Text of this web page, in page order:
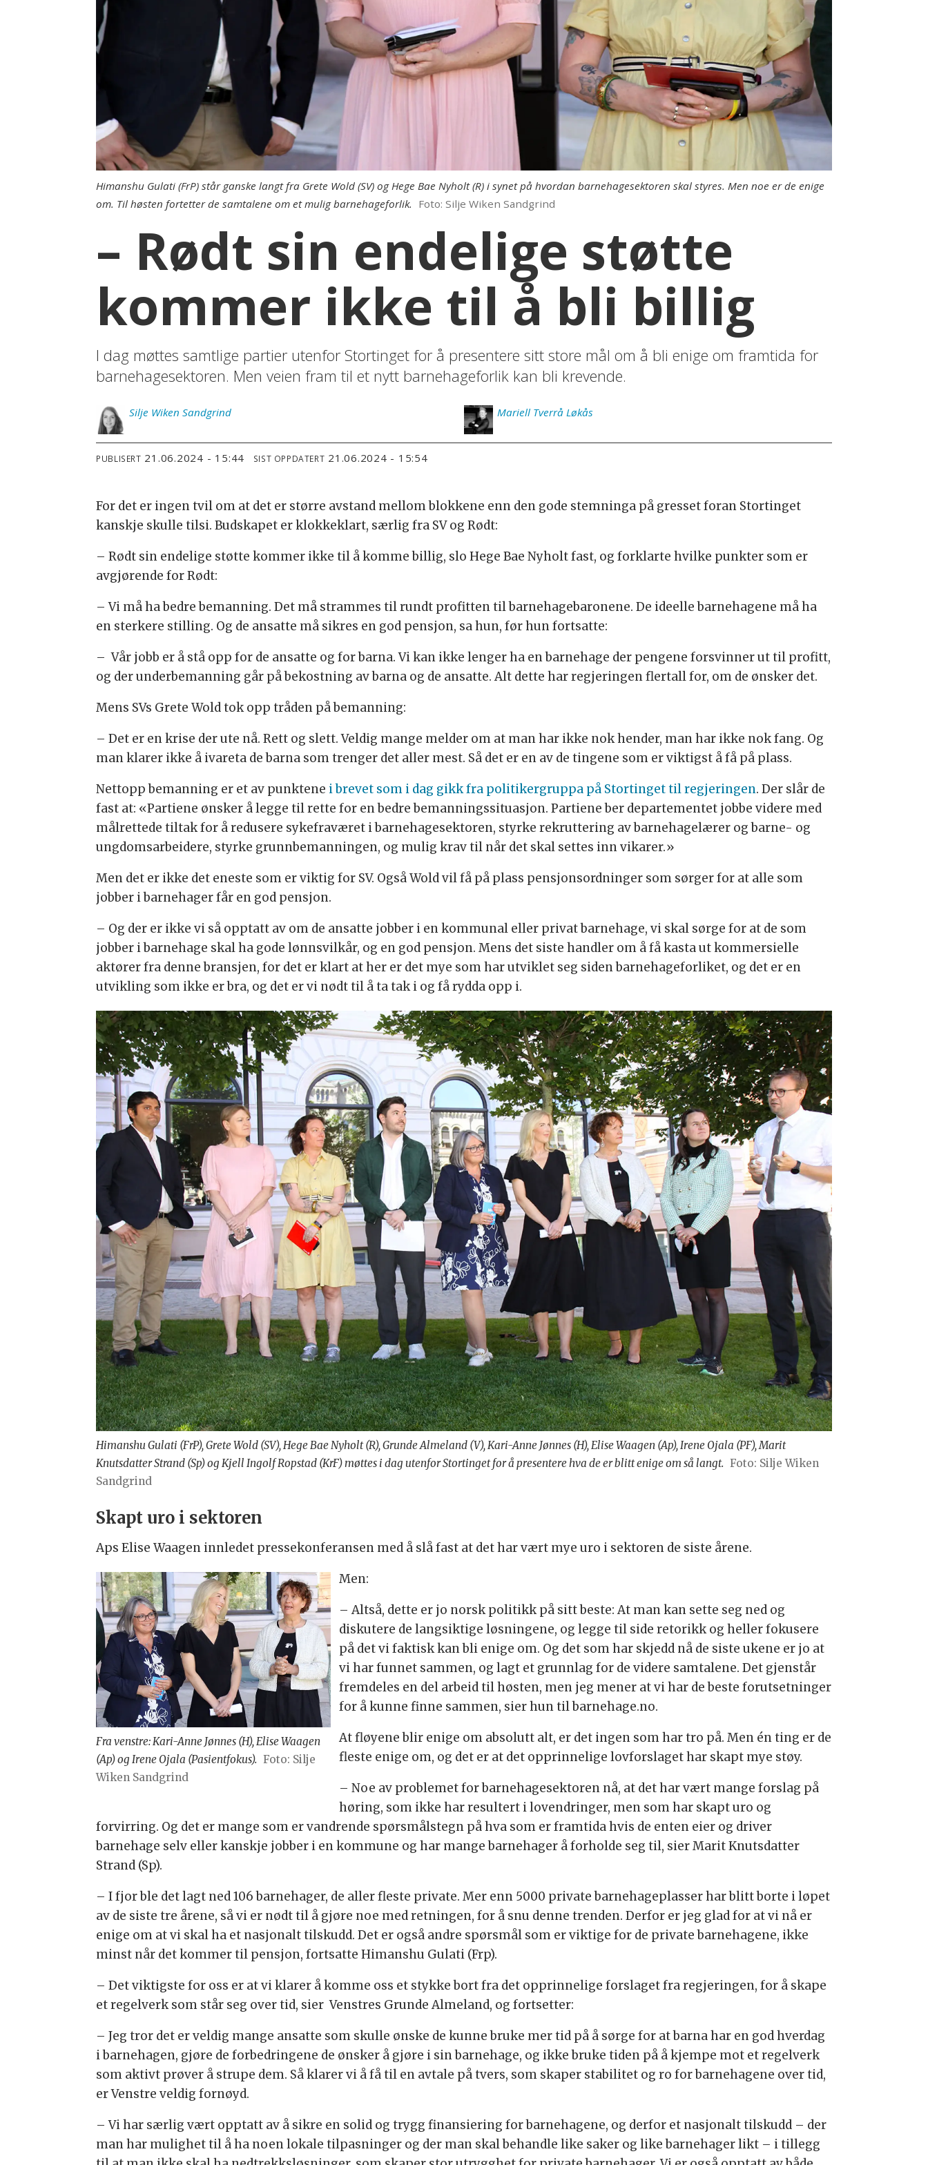
Himanshu Gulati (FrP) står ganske langt fra Grete Wold (SV) og Hege Bae Nyholt (R) i synet på hvordan barnehagesektoren skal styres. Men noe er de enige
om. Til høsten fortetter de samtalene om et mulig barnehageforlik. Foto: Silje Wiken Sandgrind
– Rødt sin endelige støtte
kommer ikke til å bli billig
I dag møttes samtlige partier utenfor Stortinget for å presentere sitt store mål om å bli enige om framtida for
barnehagesektoren. Men veien fram til et nytt barnehageforlik kan bli krevende.
Silje Wiken Sandgrind Mariell Tverrå Løkås
PUBLISERT 21.06.2024 - 15:44 SIST OPPDATERT 21.06.2024 - 15:54
For det er ingen tvil om at det er større avstand mellom blokkene enn den gode stemninga på gresset foran Stortinget
kanskje skulle tilsi. Budskapet er klokkeklart, særlig fra SV og Rødt:
– Rødt sin endelige støtte kommer ikke til å komme billig, slo Hege Bae Nyholt fast, og forklarte hvilke punkter som er
avgjørende for Rødt:
– Vi må ha bedre bemanning. Det må strammes til rundt profitten til barnehagebaronene. De ideelle barnehagene må ha
en sterkere stilling. Og de ansatte må sikres en god pensjon, sa hun, før hun fortsatte:
– Vår jobb er å stå opp for de ansatte og for barna. Vi kan ikke lenger ha en barnehage der pengene forsvinner ut til profitt,
og der underbemanning går på bekostning av barna og de ansatte. Alt dette har regjeringen flertall for, om de ønsker det.
Mens SVs Grete Wold tok opp tråden på bemanning:
– Det er en krise der ute nå. Rett og slett. Veldig mange melder om at man har ikke nok hender, man har ikke nok fang. Og
man klarer ikke å ivareta de barna som trenger det aller mest. Så det er en av de tingene som er viktigst å få på plass.
Nettopp bemanning er et av punktene i brevet som i dag gikk fra politikergruppa på Stortinget til regjeringen. Der slår de
fast at: «Partiene ønsker å legge til rette for en bedre bemanningssituasjon. Partiene ber departementet jobbe videre med
målrettede tiltak for å redusere sykefraværet i barnehagesektoren, styrke rekruttering av barnehagelærer og barne- og
ungdomsarbeidere, styrke grunnbemanningen, og mulig krav til når det skal settes inn vikarer.»
Men det er ikke det eneste som er viktig for SV. Også Wold vil få på plass pensjonsordninger som sørger for at alle som
jobber i barnehager får en god pensjon.
– Og der er ikke vi så opptatt av om de ansatte jobber i en kommunal eller privat barnehage, vi skal sørge for at de som
jobber i barnehage skal ha gode lønnsvilkår, og en god pensjon. Mens det siste handler om å få kasta ut kommersielle
aktører fra denne bransjen, for det er klart at her er det mye som har utviklet seg siden barnehageforliket, og det er en
utvikling som ikke er bra, og det er vi nødt til å ta tak i og få rydda opp i.
Himanshu Gulati (FrP), Grete Wold (SV), Hege Bae Nyholt (R), Grunde Almeland (V), Kari-Anne Jønnes (H), Elise Waagen (Ap), Irene Ojala (PF), Marit
Knutsdatter Strand (Sp) og Kjell Ingolf Ropstad (KrF) møttes i dag utenfor Stortinget for å presentere hva de er blitt enige om så langt. Foto: Silje Wiken
Sandgrind
Skapt uro i sektoren
Aps Elise Waagen innledet pressekonferansen med å slå fast at det har vært mye uro i sektoren de siste årene.
Fra venstre: Kari-Anne Jønnes (H), Elise Waagen
(Ap) og Irene Ojala (Pasientfokus). Foto: Silje
Wiken Sandgrind
Men:
– Altså, dette er jo norsk politikk på sitt beste: At man kan sette seg ned og
diskutere de langsiktige løsningene, og legge til side retorikk og heller fokusere
på det vi faktisk kan bli enige om. Og det som har skjedd nå de siste ukene er jo at
vi har funnet sammen, og lagt et grunnlag for de videre samtalene. Det gjenstår
fremdeles en del arbeid til høsten, men jeg mener at vi har de beste forutsetninger
for å kunne finne sammen, sier hun til barnehage.no.
At fløyene blir enige om absolutt alt, er det ingen som har tro på. Men én ting er de
fleste enige om, og det er at det opprinnelige lovforslaget har skapt mye støy.
– Noe av problemet for barnehagesektoren nå, at det har vært mange forslag på
høring, som ikke har resultert i lovendringer, men som har skapt uro og
forvirring. Og det er mange som er vandrende spørsmålstegn på hva som er framtida hvis de enten eier og driver
barnehage selv eller kanskje jobber i en kommune og har mange barnehager å forholde seg til, sier Marit Knutsdatter
Strand (Sp).
– I fjor ble det lagt ned 106 barnehager, de aller fleste private. Mer enn 5000 private barnehageplasser har blitt borte i løpet
av de siste tre årene, så vi er nødt til å gjøre noe med retningen, for å snu denne trenden. Derfor er jeg glad for at vi nå er
enige om at vi skal ha et nasjonalt tilskudd. Det er også andre spørsmål som er viktige for de private barnehagene, ikke
minst når det kommer til pensjon, fortsatte Himanshu Gulati (Frp).
– Det viktigste for oss er at vi klarer å komme oss et stykke bort fra det opprinnelige forslaget fra regjeringen, for å skape
et regelverk som står seg over tid, sier Venstres Grunde Almeland, og fortsetter:
– Jeg tror det er veldig mange ansatte som skulle ønske de kunne bruke mer tid på å sørge for at barna har en god hverdag
i barnehagen, gjøre de forbedringene de ønsker å gjøre i sin barnehage, og ikke bruke tiden på å kjempe mot et regelverk
som aktivt prøver å strupe dem. Så klarer vi å få til en avtale på tvers, som skaper stabilitet og ro for barnehagene over tid,
er Venstre veldig fornøyd.
– Vi har særlig vært opptatt av å sikre en solid og trygg finansiering for barnehagene, og derfor et nasjonalt tilskudd – der
man har mulighet til å ha noen lokale tilpasninger og der man skal behandle like saker og like barnehager likt – i tillegg